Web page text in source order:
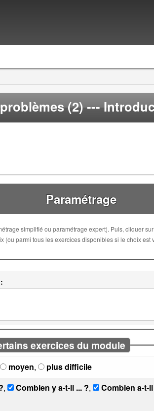
(2)---
Paramétrage
simplifié ou paramétrage expert). Puis, cliquer sur
(ou parmi tous les exercices disponibles si le choix est
exercices du module
moyen,
plus difficile
, Combien y a-t-il ... ?, Combien a-t-il